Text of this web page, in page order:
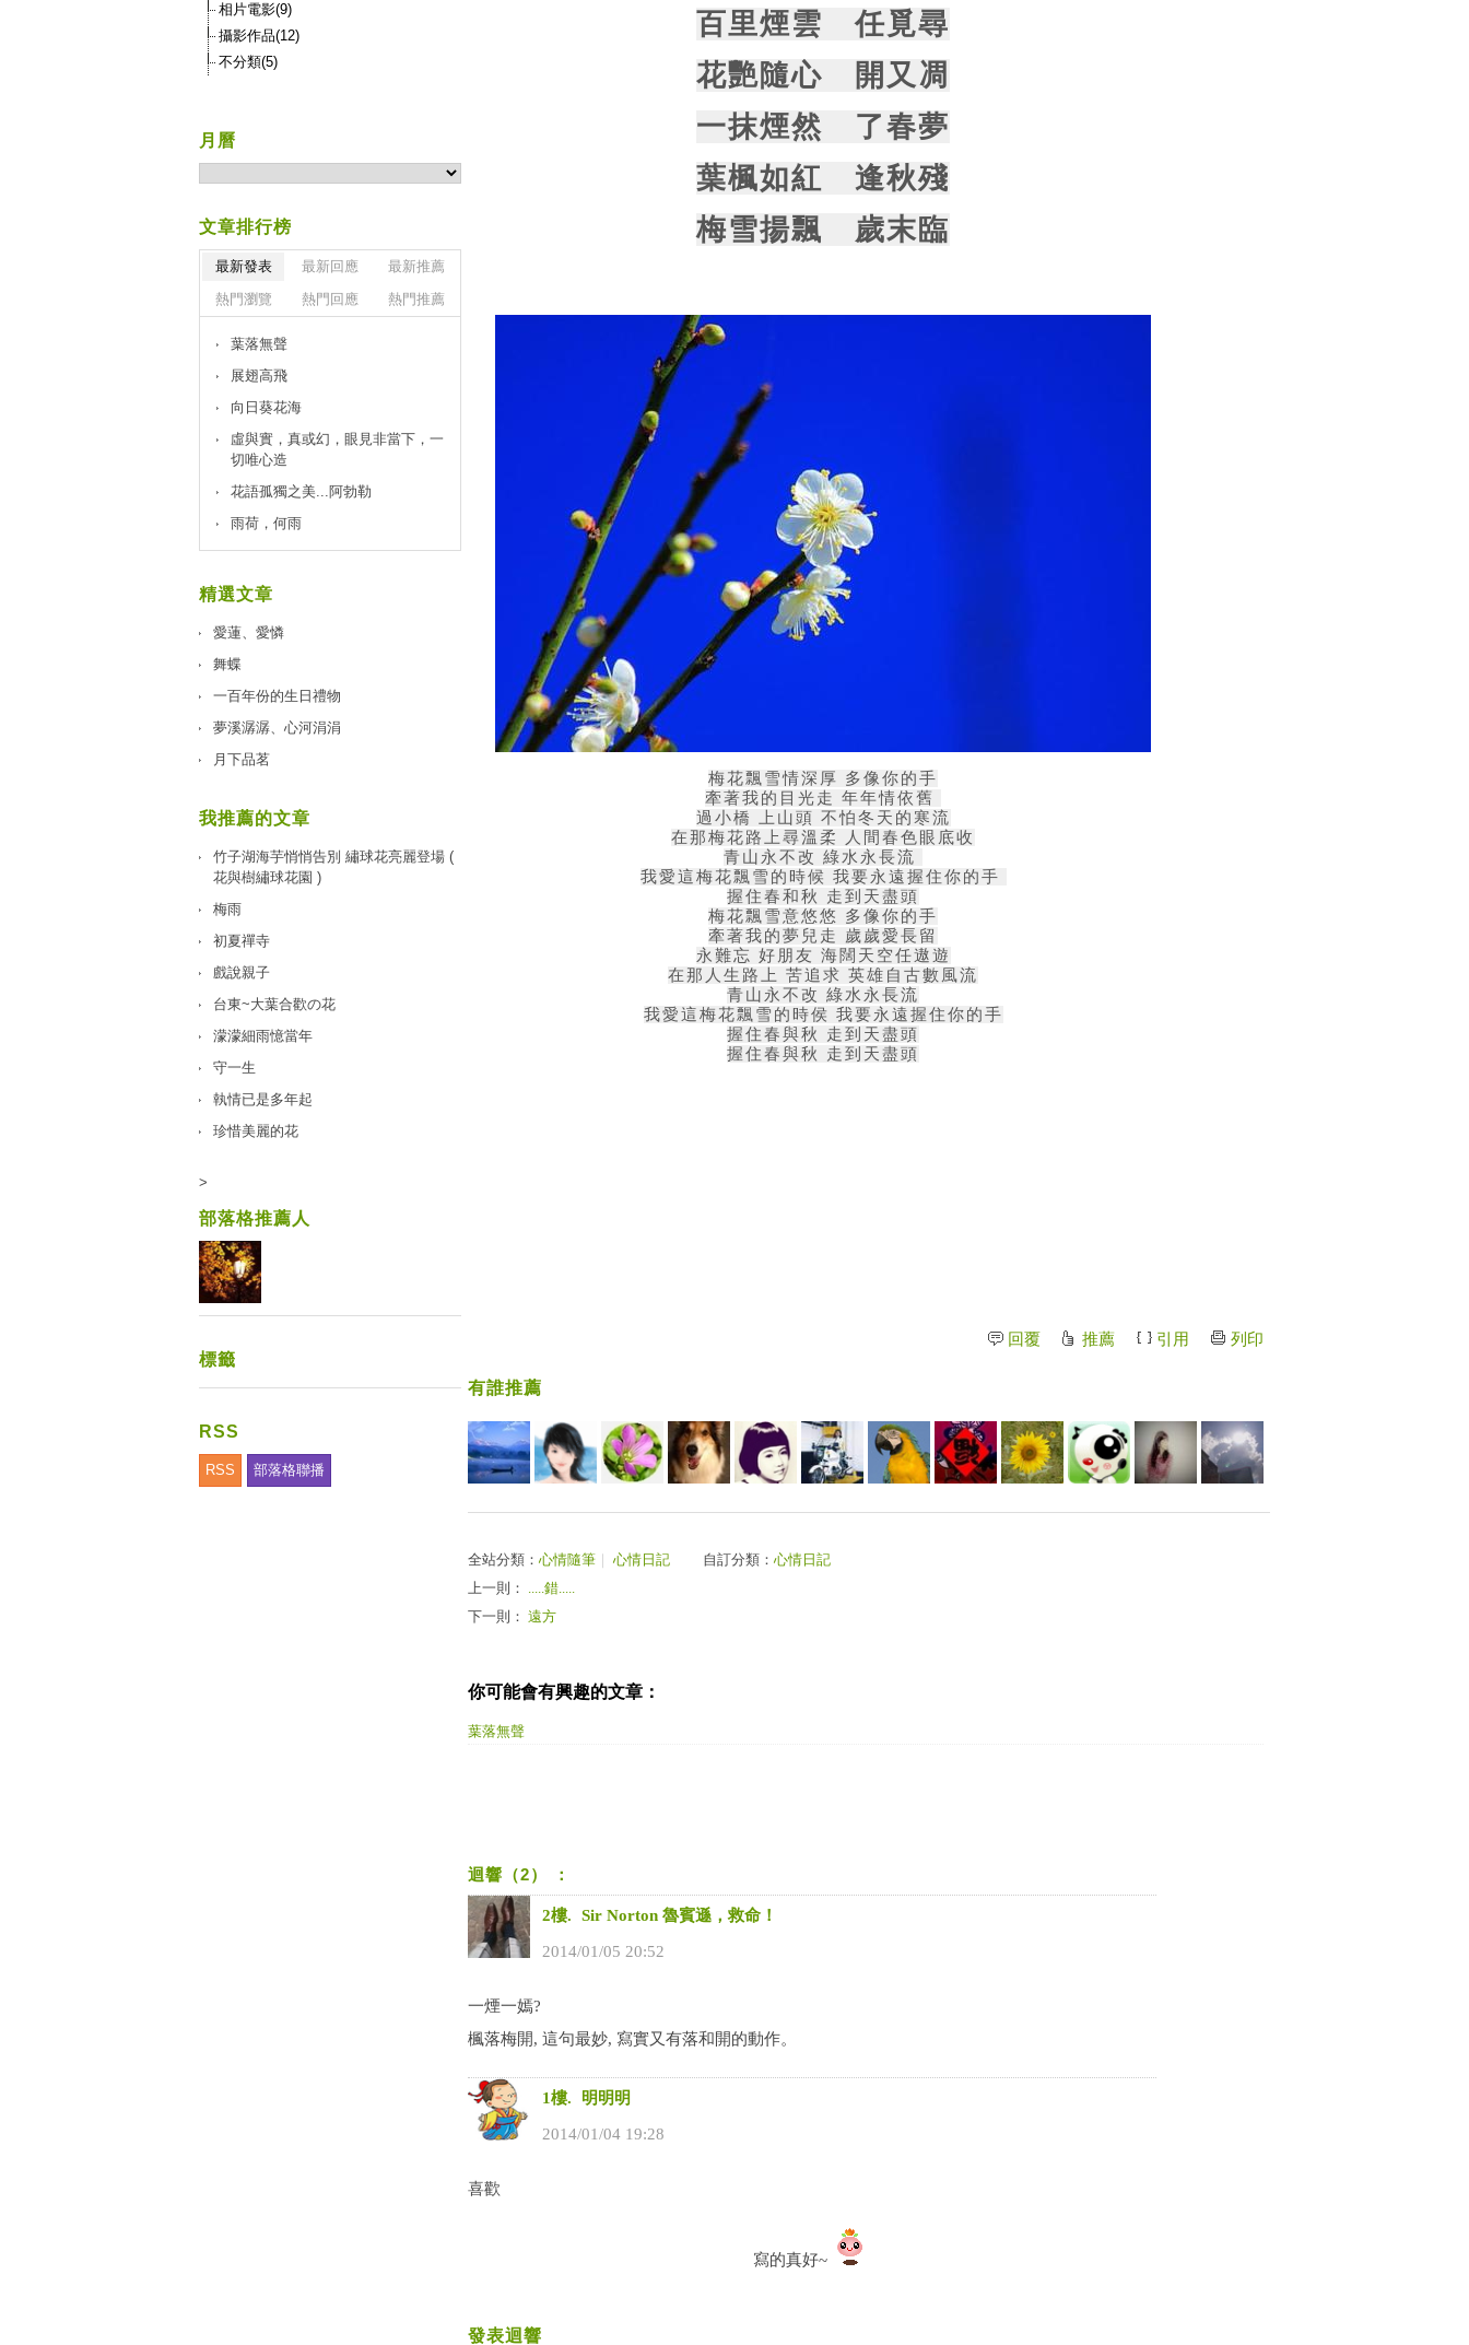
百里煙雲 任覓尋
花艷隨心 開又凋
一抹煙然 了春夢
葉楓如紅 逢秋殘
梅雪揚飄 歲末臨
梅花飄雪情深厚 多像你的手
牽著我的目光走 年年情依舊
過小橋 上山頭 不怕冬天的寒流
在那梅花路上尋溫柔 人間春色眼底收
青山永不改 綠水永長流
我愛這梅花飄雪的時候 我要永遠握住你的手
握住春和秋 走到天盡頭
梅花飄雪意悠悠 多像你的手
牽著我的夢兒走 歲歲愛長留
永難忘 好朋友 海闊天空任遨遊
在那人生路上 苦追求 英雄自古數風流
青山永不改 綠水永長流
我愛這梅花飄雪的時侯 我要永遠握住你的手
握住春與秋 走到天盡頭
握住春與秋 走到天盡頭
回覆 推薦 引用 列印
有誰推薦
全站分類： 心情隨筆 心情日記 自訂分類： 心情日記
上一則： .....錯.....
下一則： 遠方
你可能會有興趣的文章：
葉落無聲
迴響（2） ：
2樓. Sir Norton 魯賓遜，救命！
2014/01/05 20:52
一煙一嫣?
楓落梅開, 這句最妙, 寫實又有落和開的動作。
1樓. 明明明
2014/01/04 19:28
喜歡
寫的真好~
發表迴響
相片電影(9)
攝影作品(12)
不分類(5)
月曆
文章排行榜
最新發表 最新回應
最新推薦
熱門瀏覽
熱門回應 熱門推薦
葉落無聲
展翅高飛
向日葵花海
虛與實，真或幻，眼見非當下，一
切唯心造
花語孤獨之美...阿勃勒
雨荷，何雨
精選文章
愛蓮、愛憐
舞蝶
一百年份的生日禮物
夢溪潺潺、心河涓涓
月下品茗
我推薦的文章
竹子湖海芋悄悄告別 繡球花亮麗登場 (
花與樹繡球花園 )
梅雨
初夏禪寺
戲說親子
台東~大葉合歡の花
濛濛細雨憶當年
守一生
執情已是多年起
珍惜美麗的花
>
部落格推薦人
標籤
RSS
RSS 部落格聯播